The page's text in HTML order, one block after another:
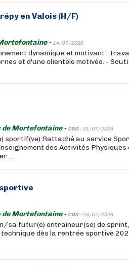
en Valois (H/F)
- 14/07/2026
dynamique et motivant :
et d'une clientèle motivée. -
de Mortefontaine - CDD - 31/07/2026
Rattaché au service
des Activités Physiques
...
de Mortefontaine - CDD - 23/07/2026
sa futur(e) entraîneur(se) de
dès la rentrée sportive